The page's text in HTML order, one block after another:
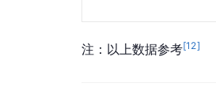
注：以上数据参考[12]